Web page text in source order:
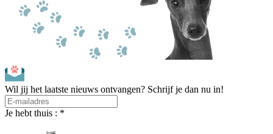
Wil jij het laatste nieuws ontvangen? Schrijf je dan nu in!
Je hebt thuis : *